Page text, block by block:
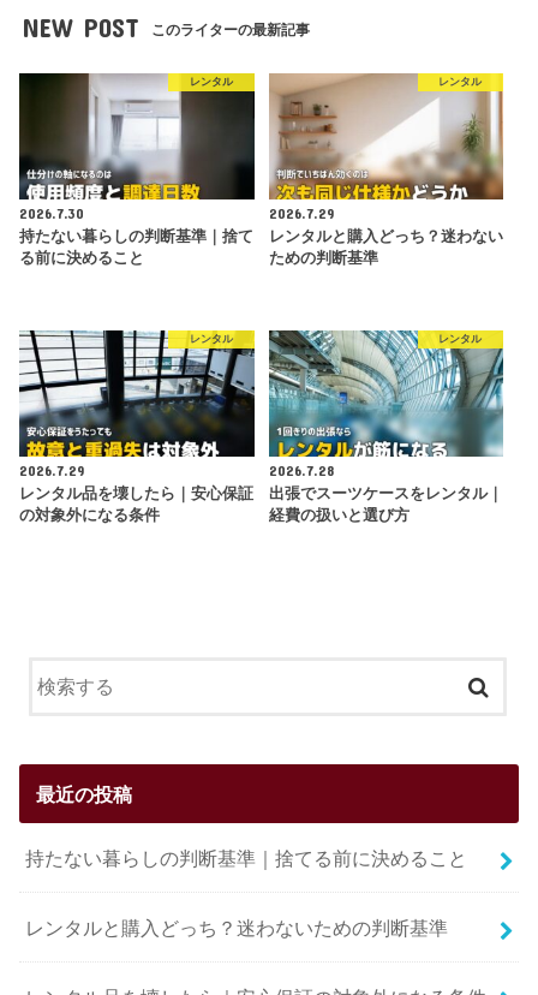
NEW POST このライターの最新記事
レンタル
2026.7.30
持たない暮らしの判断基準｜捨て
る前に決めること
レンタル
2026.7.29
レンタルと購入どっち？迷わない
ための判断基準
レンタル
2026.7.29
レンタル品を壊したら｜安心保証
の対象外になる条件
レンタル
2026.7.28
出張でスーツケースをレンタル｜
経費の扱いと選び方
最近の投稿
持たない暮らしの判断基準｜捨てる前に決めること
レンタルと購入どっち？迷わないための判断基準